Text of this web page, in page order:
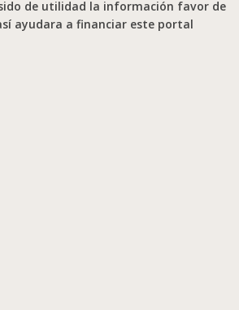
de utilidad la información favor de
ayudara a financiar este portal